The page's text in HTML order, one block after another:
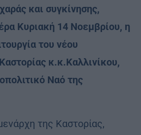
και συγκίνησης,
Κυριακή 14 Νοεμβρίου, η
του νέου
κ.κ.Καλλινίκου,
Ναό της
της Καστορίας,